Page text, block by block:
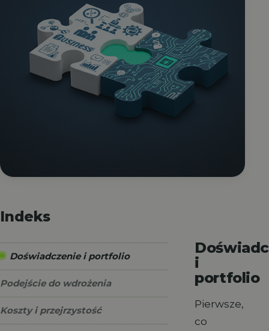
Indeks
Doświadczenie i portfolio
Podejście do wdrożenia
Koszty i przejrzystość
i
portfolio
Pierwsze,
co